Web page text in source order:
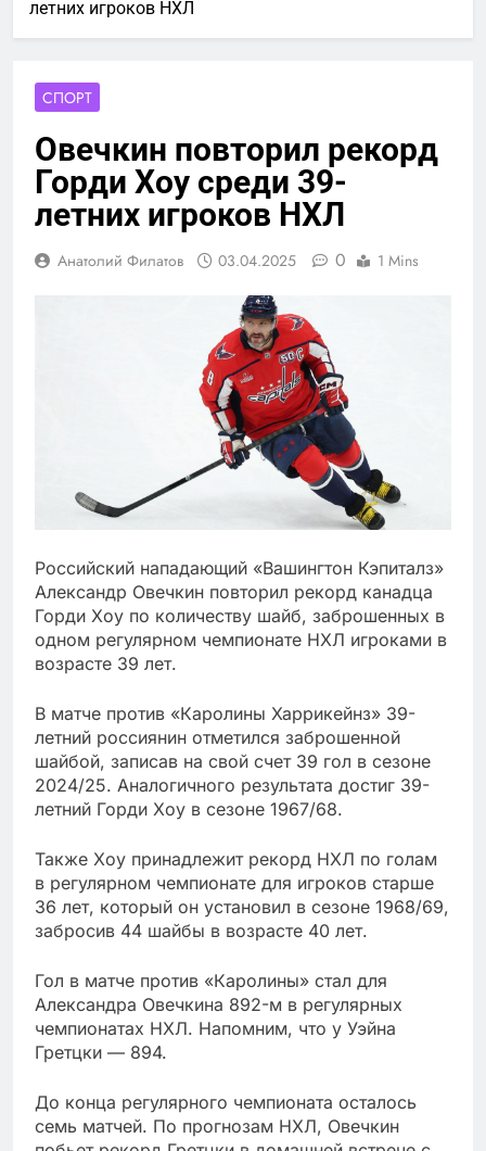
летних игроков НХЛ
СПОРТ
Овечкин повторил рекорд
Горди Хоу среди 39-
летних игроков НХЛ
Анатолий Филатов 03.04.2025 0 1 Mins
Российский нападающий «Вашингтон Кэпиталз»
Александр Овечкин повторил рекорд канадца
Горди Хоу по количеству шайб, заброшенных в
одном регулярном чемпионате НХЛ игроками в
возрасте 39 лет.
В матче против «Каролины Харрикейнз» 39-
летний россиянин отметился заброшенной
шайбой, записав на свой счет 39 гол в сезоне
2024/25. Аналогичного результата достиг 39-
летний Горди Хоу в сезоне 1967/68.
Также Хоу принадлежит рекорд НХЛ по голам
в регулярном чемпионате для игроков старше
36 лет, который он установил в сезоне 1968/69,
забросив 44 шайбы в возрасте 40 лет.
Гол в матче против «Каролины» стал для
Александра Овечкина 892-м в регулярных
чемпионатах НХЛ. Напомним, что у Уэйна
Гретцки — 894.
До конца регулярного чемпионата осталось
семь матчей. По прогнозам НХЛ, Овечкин